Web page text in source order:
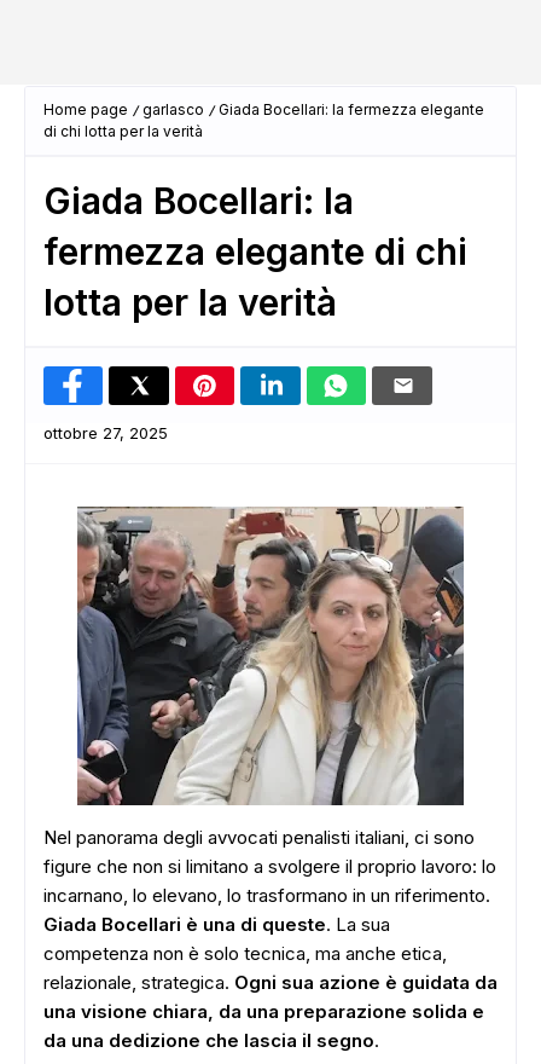
Home page garlasco
Giada Bocellari: la fermezza elegante
di chi lotta per la verità
Giada Bocellari: la
fermezza elegante di chi
lotta per la verità
ottobre 27, 2025
Nel panorama degli avvocati penalisti italiani, ci sono
figure che non si limitano a svolgere il proprio lavoro: lo
incarnano, lo elevano, lo trasformano in un riferimento.
Giada Bocellari è una di queste. La sua
competenza non è solo tecnica, ma anche etica,
relazionale, strategica. Ogni sua azione è guidata da
una visione chiara, da una preparazione solida e
da una dedizione che lascia il segno.